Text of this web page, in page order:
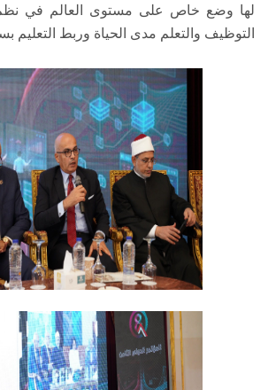
لها وضع خاص على مستوى العالم في
التوظيف والتعلم مدى الحياة وربط التعليم